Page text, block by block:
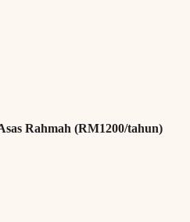
Rahmah (RM1200/tahun)